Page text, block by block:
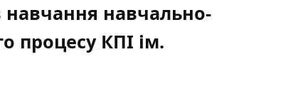
навчання навчально-
процесу КПІ ім.